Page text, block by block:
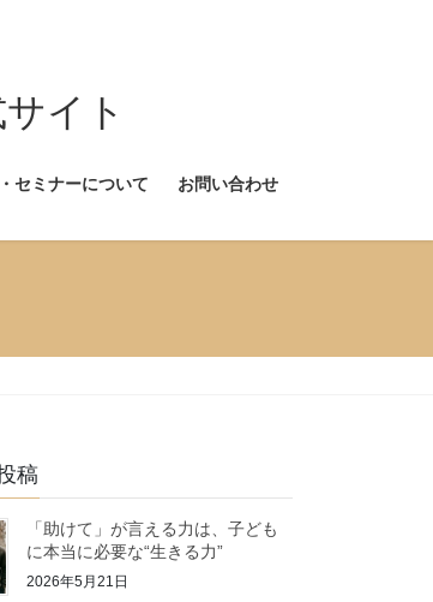
ト
セミナーについて お問い合わせ
稿
「助けて」が言える力は、子ども
に本当に必要な“生きる力”
2026年5月21日